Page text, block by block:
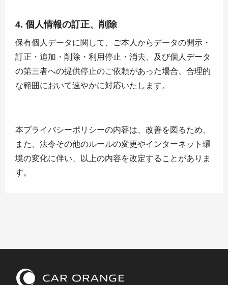
4. 個人情報の訂正、削除
保有個人データに関して、ご本人からデータの開示・
訂正・追加・削除・利用停止・消去、及び個人データ
の第三者への提供停止のご依頼があった場合、合理的
な範囲において速やかに対応いたします。
本プライバシーポリシーの内容は、改善を図るため、
また、法令その他のルールの変更やインターネット環
境の変化に伴い、以上の内容を改定することがありま
す。